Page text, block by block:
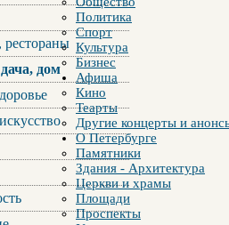
Политика
Спорт
Культура
Бизнес
Афиша
Кино
Теарты
Другие концерты и
О Петербурге
Памятники
Здания - Архитектура
Церкви и храмы
Площади
Проспекты
дом